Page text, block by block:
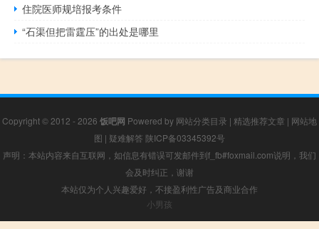
住院医师规培报考条件
“石渠但把雷霆压”的出处是哪里
Copyright © 2012 - 2026 饭吧网 Powered by 网站分类目录 | 精选推荐文章 | 网站地
图 | 疑难解答 陕ICP备03345392号
声明：本站内容来自互联网，如信息有错误可发邮件到f_fb#foxmail.com说明，我们
会及时纠正，谢谢
本站仅为个人兴趣爱好，不接盈利性广告及商业合作
小男孩